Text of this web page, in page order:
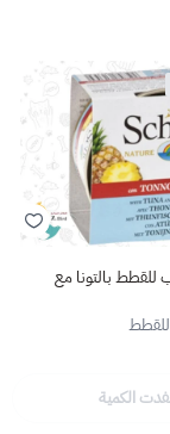
بالتونا مع
الكمية